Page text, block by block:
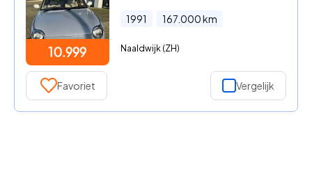
10.999
1991 167.000km
Naaldwijk (ZH)
Favoriet Vergelijk